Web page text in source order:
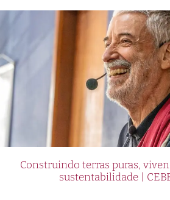
ofrece bonificaciones y giros
jugadores tengan aún más
ganar.
Además de las tragamonedas,
también ofrece una amplia
de mesa clásicos como el
póker. Los jugadores pueden
reales que interactúan con
Construindo terras puras,
sustentabilidade |